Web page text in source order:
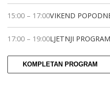
15:00 – 17:00VIKEND
17:00 – 19:00LJETNJI
KOMPLETAN PROGRAM